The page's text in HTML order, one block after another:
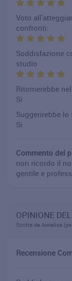
Voto
confronti:
Soddisfazione
studio
Ritornerebbe
Si
Suggerirebbe
Si
Commento del
non ricordo il
gentile e
OPINIONE
Scritta da Annalisa
Recensione